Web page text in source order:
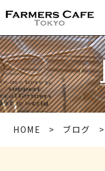
HOME ブログ